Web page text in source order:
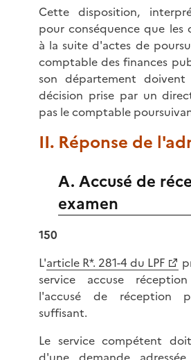
Cette disposition,
pour conséquence que les
à la suite d'actes de
comptable des finances
son département
décision prise par un
pas le comptable
II. Réponse de
A. Accusé de
examen
150
L'article R*. 281-4 du LPF
service accuse
l'accusé de réception
suffisant.
Le service compétent